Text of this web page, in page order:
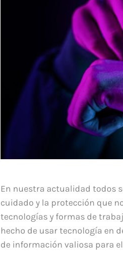
En nuestra actualidad todos
cuidado y la protección que
tecnologías y formas de
hecho de usar tecnología en
de información valiosa para